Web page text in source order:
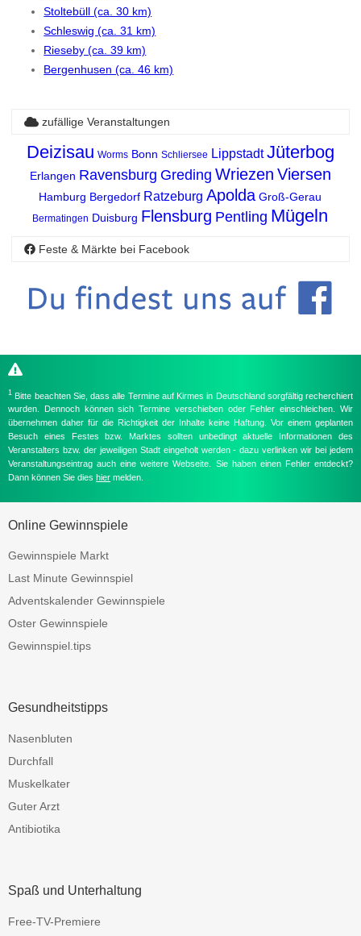
Stoltebüll (ca. 30 km)
Schleswig (ca. 31 km)
Rieseby (ca. 39 km)
Bergenhusen (ca. 46 km)
zufällige Veranstaltungen
Deizisau Worms Bonn Schliersee Lippstadt Jüterbog
Erlangen Ravensburg Greding Wriezen Viersen
Hamburg Bergedorf Ratzeburg Apolda Groß-Gerau
Bermatingen Duisburg Flensburg Pentling Mügeln
Feste & Märkte bei Facebook
1 Bitte beachten Sie, dass alle Termine auf Kirmes in Deutschland sorgfältig recherchiert
wurden. Dennoch können sich Termine verschieben oder Fehler einschleichen. Wir
übernehmen daher für die Richtigkeit der Inhalte keine Haftung. Vor einem geplanten
Besuch eines Festes bzw. Marktes sollten unbedingt aktuelle Informationen des
Veranstalters bzw. der jeweiligen Stadt eingeholt werden - dazu verlinken wir bei jedem
Veranstaltungseintrag auch eine weitere Webseite. Sie haben einen Fehler entdeckt?
Dann können Sie dies hier melden.
Online Gewinnspiele
Gewinnspiele Markt
Last Minute Gewinnspiel
Adventskalender Gewinnspiele
Oster Gewinnspiele
Gewinnspiel.tips
Gesundheitstipps
Nasenbluten
Durchfall
Muskelkater
Guter Arzt
Antibiotika
Spaß und Unterhaltung
Free-TV-Premiere